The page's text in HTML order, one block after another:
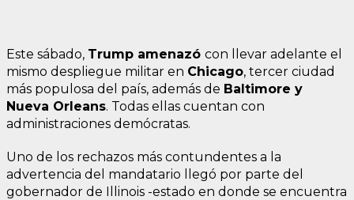
Este sábado, Trump amenazó con llevar adelante el
mismo despliegue militar en Chicago, tercer ciudad
más populosa del país, además de Baltimore y
Nueva Orleans. Todas ellas cuentan con
administraciones demócratas.
Uno de los rechazos más contundentes a la
advertencia del mandatario llegó por parte del
gobernador de Illinois -estado en donde se encuentra